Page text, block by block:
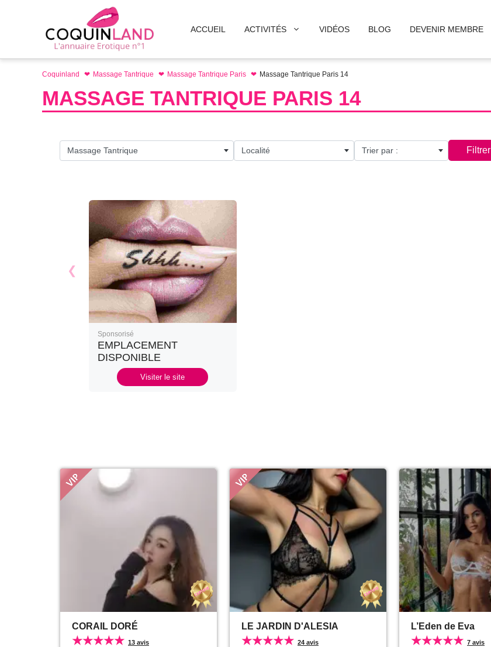
ACCUEIL ACTIVITÉS VIDÉOS BLOG DEVENIR MEMBRE
Coquinland Massage Tantrique Massage Tantrique Paris Massage Tantrique Paris 14
MASSAGE TANTRIQUE PARIS 14
Massage Tantrique Localité Trier par : Filtrer
Sponsorisé
EMPLACEMENT
DISPONIBLE
Visiter le site
CORAIL DORÉ
★★★★★ 13 avis
LE JARDIN D'ALESIA
★★★★★ 24 avis
L’Eden de Eva
★★★★★ 7 avis